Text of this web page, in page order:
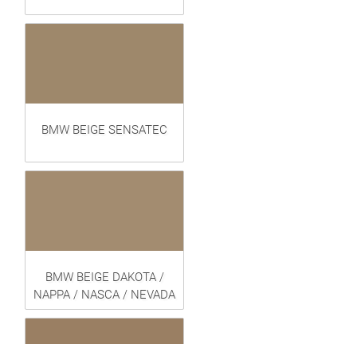
BMW BEIGE SENSATEC
BMW BEIGE DAKOTA /
NAPPA / NASCA / NEVADA